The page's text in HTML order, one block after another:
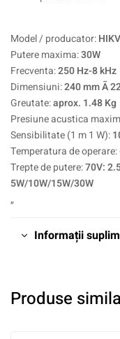
Model / producator:
Putere maxima:30W
Frecventa:250 Hz-8 kHz
Dimensiuni:240 mm Ã
Greutate:aprox. 1.48 Kg
Presiune acustica
Sensibilitate (1 m 1 W):
Temperatura de operare:
Trepte de putere:70V:
5W/10W/15W/30W
„
Informații
Produse